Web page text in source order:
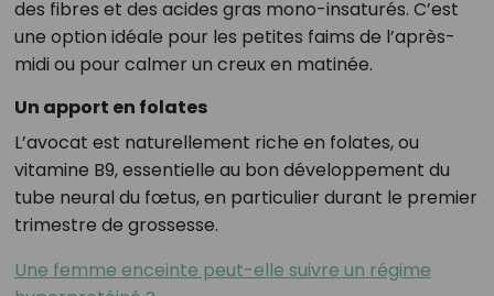
des fibres et des acides gras mono-insaturés. C’est
une option idéale pour les petites faims de l’après-
midi ou pour calmer un creux en matinée.
Un apport en folates
L’avocat est naturellement riche en folates, ou
vitamine B9, essentielle au bon développement du
tube neural du fœtus, en particulier durant le premier
trimestre de grossesse.
Une femme enceinte peut-elle suivre un régime